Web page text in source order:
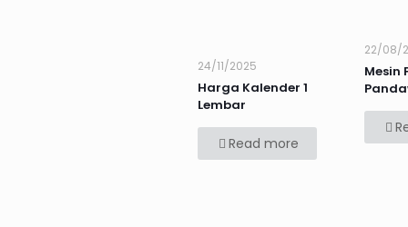
24/11/2025
Harga Kalender 1
Lembar
Read more
22/08/
Mesin